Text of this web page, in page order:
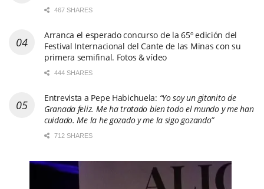
467 SHARES
Arranca el esperado concurso de la 65º edición del
Festival Internacional del Cante de las Minas con su
primera semifinal. Fotos & vídeo
444 SHARES
Entrevista a Pepe Habichuela: “Yo soy un gitanito de
Granada feliz. Me ha tratado bien todo el mundo y me han
cuidado. Me la he gozado y me la sigo gozando”
712 SHARES